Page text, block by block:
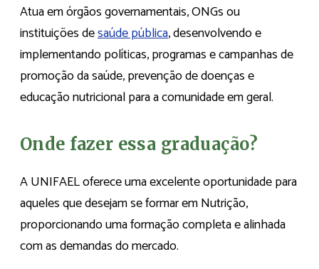
Atua em órgãos governamentais, ONGs ou
instituições desaúde pública, desenvolvendo e
implementando políticas, programas e campanhas de
promoção da saúde, prevenção de doenças e
educação nutricional para a comunidade em geral.
Onde fazer essa graduação?
A UNIFAEL oferece uma excelente oportunidade para
aqueles que desejam se formar em Nutrição,
proporcionando uma formação completa e alinhada
com as demandas do mercado.